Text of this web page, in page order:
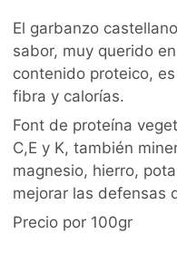
El garbanzo
sabor, muy querido
contenido proteico,
fibra y calorías.
Font de proteína
C,E y K, también
magnesio, hierro,
mejorar las defensas
Precio por 100gr